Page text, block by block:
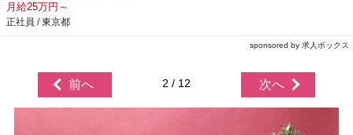
月給25万円～
正社員 / 東京都
sponsored by 求人ボックス
前へ 2 / 12 次へ